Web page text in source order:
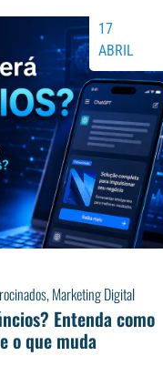
,Marketing Digital
Entenda como
o que muda
17
ABRIL